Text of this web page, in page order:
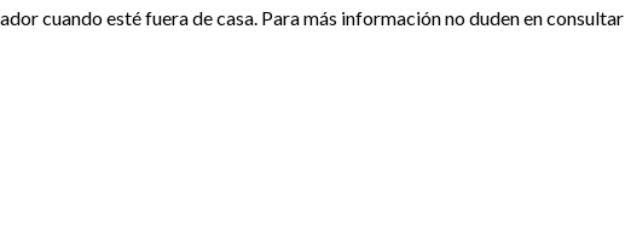
cuando esté fuera de casa. Para más información no duden en consultar